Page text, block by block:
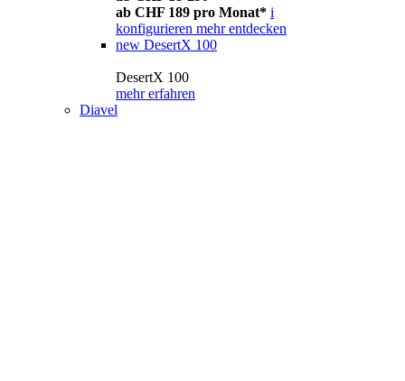
ab CHF 189 pro Monat* i
konfigurieren mehr entdecken
new DesertX 100
DesertX 100
mehr erfahren
Diavel